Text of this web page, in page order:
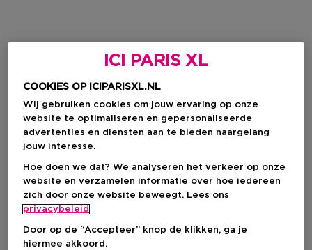
ICI PARIS XL
COOKIES OP ICIPARISXL.NL
Wij gebruiken cookies om jouw ervaring op onze
website te optimaliseren en gepersonaliseerde
advertenties en diensten aan te bieden naargelang
jouw interesse.
Hoe doen we dat? We analyseren het verkeer op onze
website en verzamelen informatie over hoe iedereen
zich door onze website beweegt. Lees ons
privacybeleid
Door op de “Accepteer” knop de klikken, ga je
hiermee akkoord.